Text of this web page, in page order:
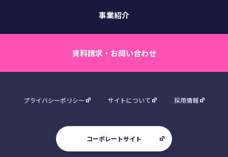
事業紹介
資料請求・お問い合わせ
プライバシーポリシー サイトについて 採用情報
コーポレートサイト